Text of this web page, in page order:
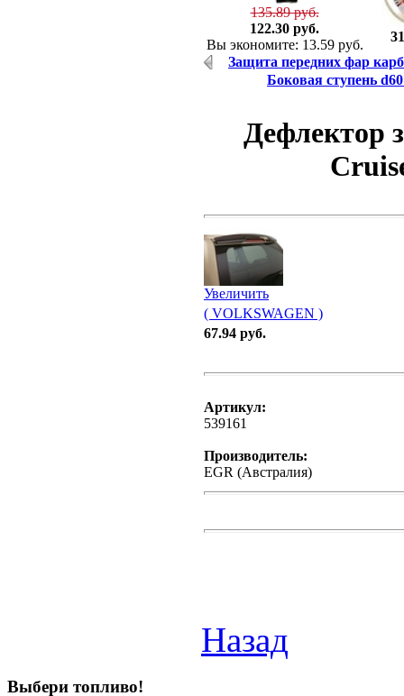
135.89 руб.
122.30 руб.
Вы экономите: 13.59 руб.
Защита передних фар
Боковая ступень
Дефлектор
Увеличить
( VOLKSWAGEN )
67.94 руб.
Артикул:
539161
Производитель:
EGR (Австралия)
Назад
Выбери топливо!